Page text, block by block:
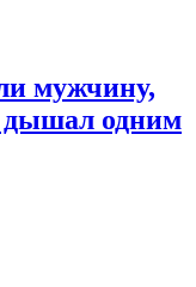
мужчину,
дышал одним